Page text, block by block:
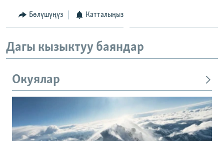
Бөлүшүңүз Катталыңыз
Дагы кызыктуу баяндар
Окуялар